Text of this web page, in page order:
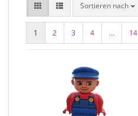
Sortieren nach
1 2 3 4 ... 14